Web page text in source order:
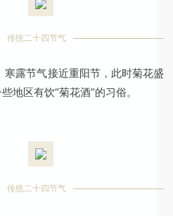
传统二十四节气
寒露节气接近重阳节，此时菊花盛
地区有饮“菊花酒”的习俗。
传统二十四节气